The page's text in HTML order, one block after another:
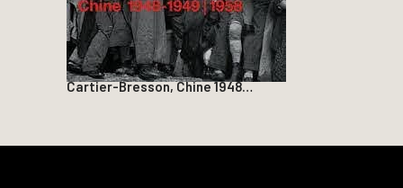
Cartier-Bresson, Chine 1948…